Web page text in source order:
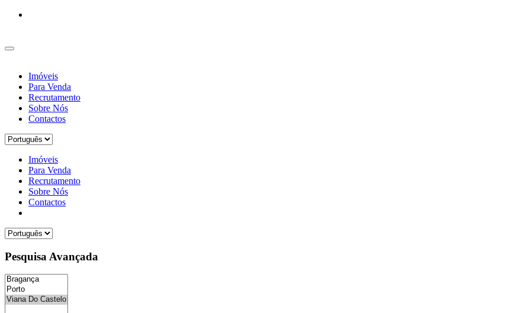
Imóveis
Para Venda
Recrutamento
Sobre Nós
Contactos
Imóveis
Para Venda
Recrutamento
Sobre Nós
Contactos
Pesquisa Avançada